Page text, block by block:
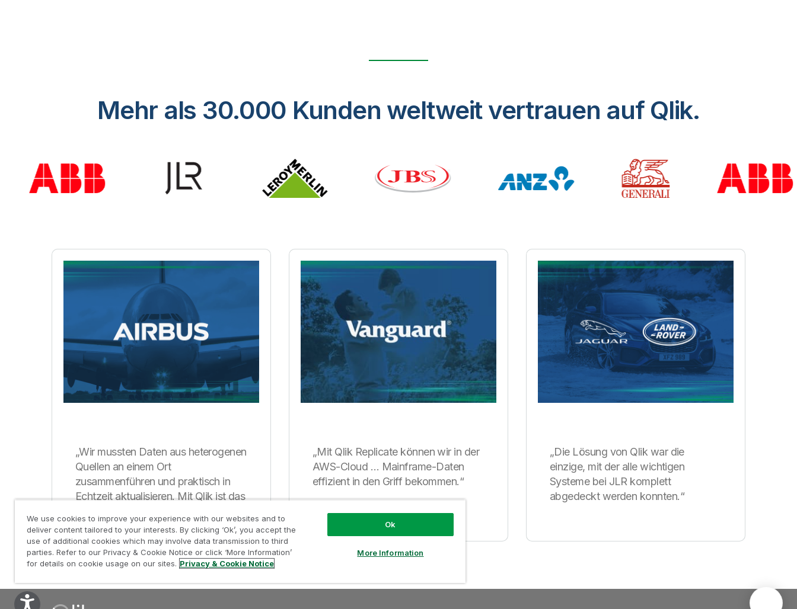
Mehr als 30.000 Kunden weltweit vertrauen auf Qlik.
„Wir mussten Daten aus heterogenen
Quellen an einem Ort
zusammenführen und praktisch in
Echtzeit aktualisieren. Mit Qlik ist das
„Mit Qlik Replicate können wir in der
AWS-Cloud … Mainframe-Daten
effizient in den Griff bekommen.“
„Die Lösung von Qlik war die
einzige, mit der alle wichtigen
Systeme bei JLR komplett
abgedeckt werden konnten.“
We use cookies to improve your experience with our websites and to
deliver content tailored to your interests. By clicking ‘Ok’, you accept the
use of additional cookies which may involve data transmission to third
parties. Refer to our Privacy & Cookie Notice or click ‘More Information’
for details on cookie usage on our sites. Privacy & Cookie Notice
Ok
More Information